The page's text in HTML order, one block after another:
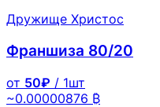
Дружище Христос
Франшиза 80/20
от 50₽ / 1шт
~0.00000876 ₿